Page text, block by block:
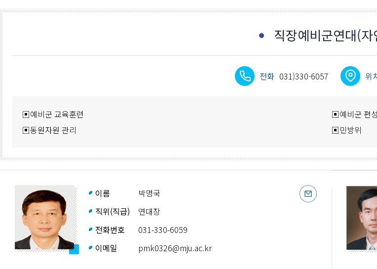
직장예비군연대(자
전화 031)330-6057 위
▣예비군 교육훈련
▣예비군 편성
▣동원자원 관리
▣민방위
이름
박명국
직위(직급)
연대장
전화번호
031-330-6059
이메일
pmk0326@mju.ac.kr